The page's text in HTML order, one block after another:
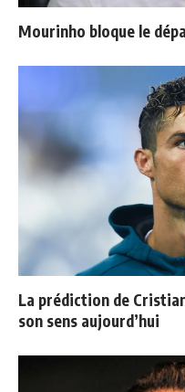
Mourinho bloque le
La prédiction de
son sens aujourd’hui